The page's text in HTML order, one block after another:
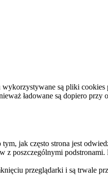
są pliki
ładowane są dopiero
jak często strona jest
poszczególnymi
przeglądarki i są trwale